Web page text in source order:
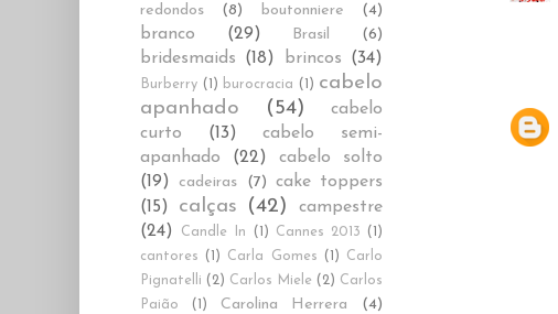
redondos
(8) boutonniere (4)
branco (29) Brasil (6)
bridesmaids (18) brincos (34)
Burberry (1) burocracia (1) cabelo
apanhado
(54)
cabelo
curto
(13)
cabelo semi-
apanhado
(22)
cabelo solto
(19)
cadeiras (7) cake toppers
(15)
calças (42)
campestre
(24)
Candle In (1) Cannes 2013
(1)
cantores
(1) Carla Gomes (1)
Carlo
Pignatelli (2) Carlos Miele (2) Carlos
Paião
(1) Carolina Herrera (4)